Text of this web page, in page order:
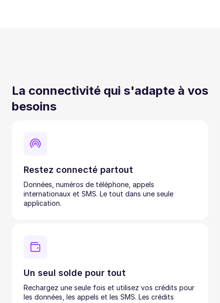
La connectivité qui s'adapte à vos
besoins
Restez connecté partout
Données, numéros de téléphone, appels
internationaux et SMS. Le tout dans une seule
application.
Un seul solde pour tout
Rechargez une seule fois et utilisez vos crédits pour
les données, les appels et les SMS. Les crédits